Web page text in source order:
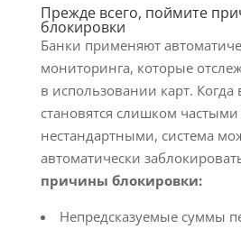
Прежде всего, поймите
блокировки
Банки применяют
мониторинга, которые
в использовании карт.
становятся слишком
нестандартными, система
автоматически
причины блокировки:
Непредсказуемые суммы